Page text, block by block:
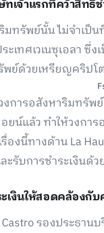
ทเจ้าแรกที่คว้าสิท
ทรัพย์นั้น ไม่จำเป็
ะเทศเวเนซุเอลา ซึ่
ย์ด้วยเหรียญคริปโ
การอสังหาริมทรัพ
น์แล้ว ทำให้วงกา
รื่องนี้ทางด้าน La
ะรับการชำระเงิน
งินให้สอดคล้องกับ
รองประธา